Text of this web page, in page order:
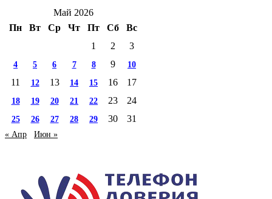
Май 2026
Пн
Вт Ср Чт Пт Сб
Вс
1
2 3
4 5 6 7 8 9 10
11 12 13 14 15 16 17
18 19 20 21 22 23 24
25 26 27 28 29 30 31
« Апр Июн »